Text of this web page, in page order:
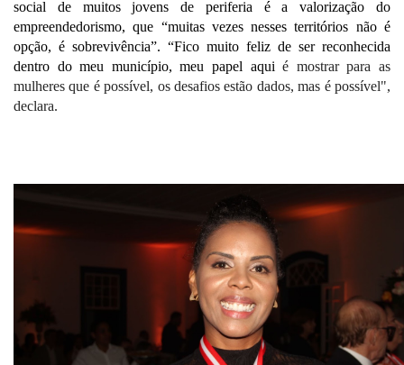
social de muitos jovens de periferia é a valorização do
empreendedorismo, que “muitas vezes nesses territórios não é
opção, é sobrevivência”. “Fico muito feliz de ser reconhecida
dentro do meu município, meu papel aqui é mostrar para as
mulheres que é possível, os desafios estão dados, mas é possível",
declara.